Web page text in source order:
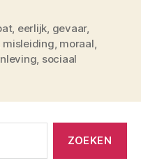
, eerlijk gevaar,
misleiding moraal
sociaal